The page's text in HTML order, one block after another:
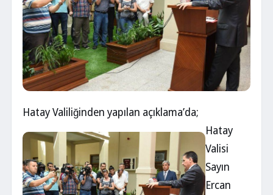
Hatay Valiliğinden yapılan açıklama’da;
Hatay
Valisi
Sayın
Ercan